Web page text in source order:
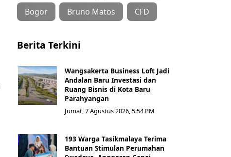
Bogor Bruno Matos CFD
Berita Terkini
Wangsakerta Business Loft Jadi
Andalan Baru Investasi dan
Ruang Bisnis di Kota Baru
Parahyangan
Jumat, 7 Agustus 2026, 5:54 PM
193 Warga Tasikmalaya Terima
Bantuan Stimulan Perumahan